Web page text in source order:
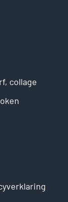
collage